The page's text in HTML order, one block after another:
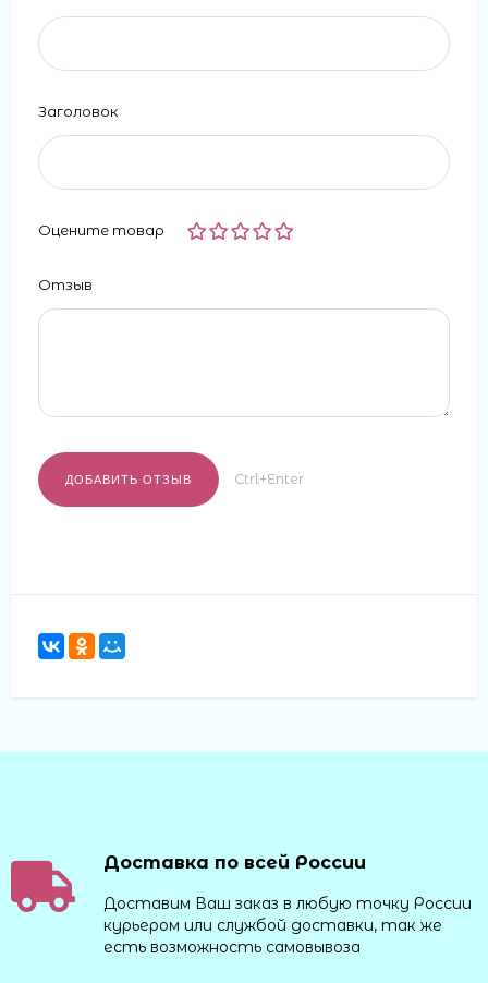
Заголовок
Оцените товар
Отзыв
Ctrl+Enter
Доставка по всей России
Доставим Ваш заказ в любую точку России
курьером или службой доставки, так же
есть возможность самовывоза